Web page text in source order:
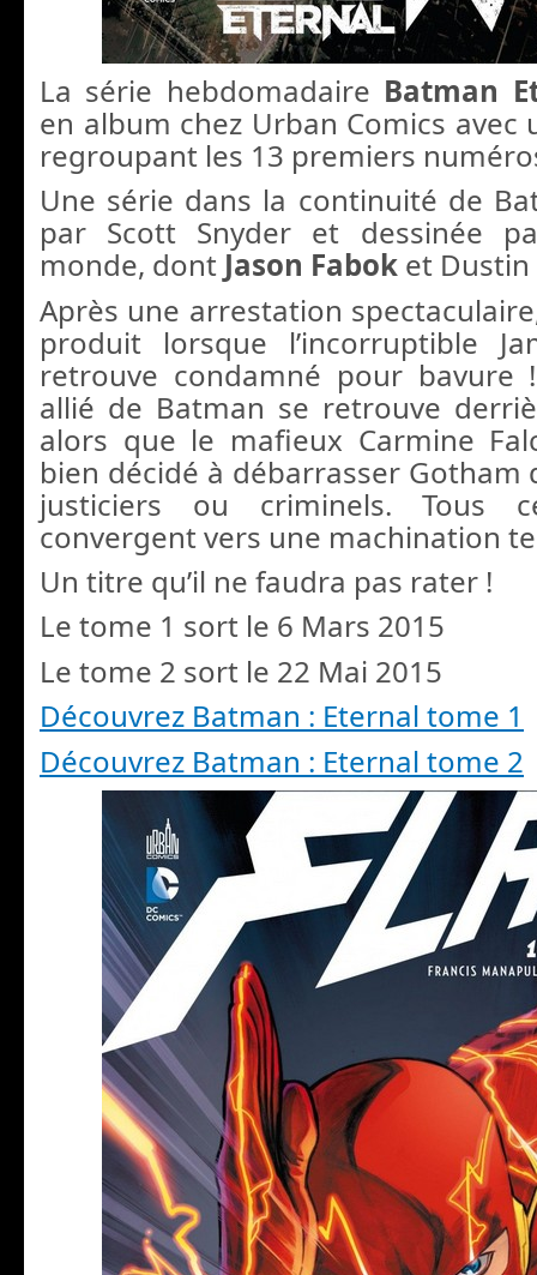
La série hebdomadaire Batman
en album chez Urban Comics
regroupant les 13 premiers
Une série dans la continuité de
par Scott Snyder et dessinée
monde, dont Jason Fabok et Dustin
Après une arrestation
produit lorsque l’incorruptible
retrouve condamné pour bavure
allié de Batman se retrouve
alors que le mafieux Carmine
bien décidé à débarrasser Gotham
justiciers ou criminels. Tous
convergent vers une machination
Un titre qu’il ne faudra pas rater !
Le tome 1 sort le 6 Mars 2015
Le tome 2 sort le 22 Mai 2015
Découvrez Batman : Eternal tome 1
Découvrez Batman : Eternal tome 2